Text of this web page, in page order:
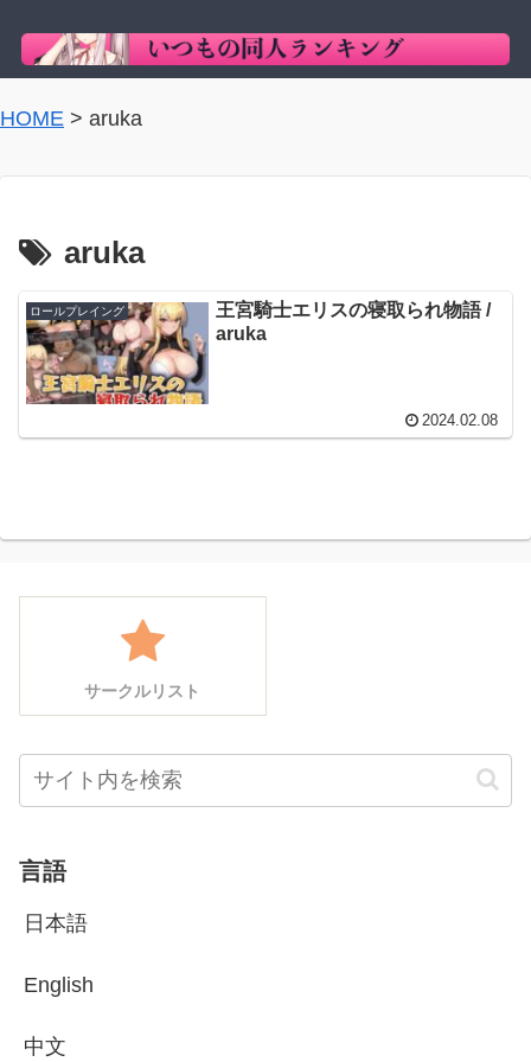
HOME > aruka
aruka
ロールプレイング
王宮騎士エリスの寝取られ物語 /
aruka
2024.02.08
サークルリスト
言語
日本語
English
中文